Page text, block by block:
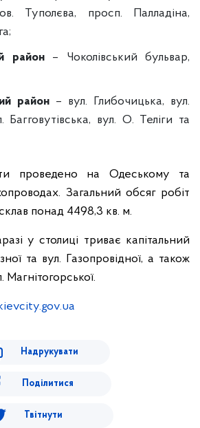
Туполєва, просп. Палладіна,
район– Чоколівський бульвар,
район – вул. Глибочицька, вул.
Багговутівська, вул. О. Теліги та
проведено на Одеському та
Загальний обсяг робіт
понад 4498,3 кв. м.
у столиці триває капітальний
та вул. Газопровідної, а також
Магнітогорської.
Надрукувати
Поділитися
Твітнути